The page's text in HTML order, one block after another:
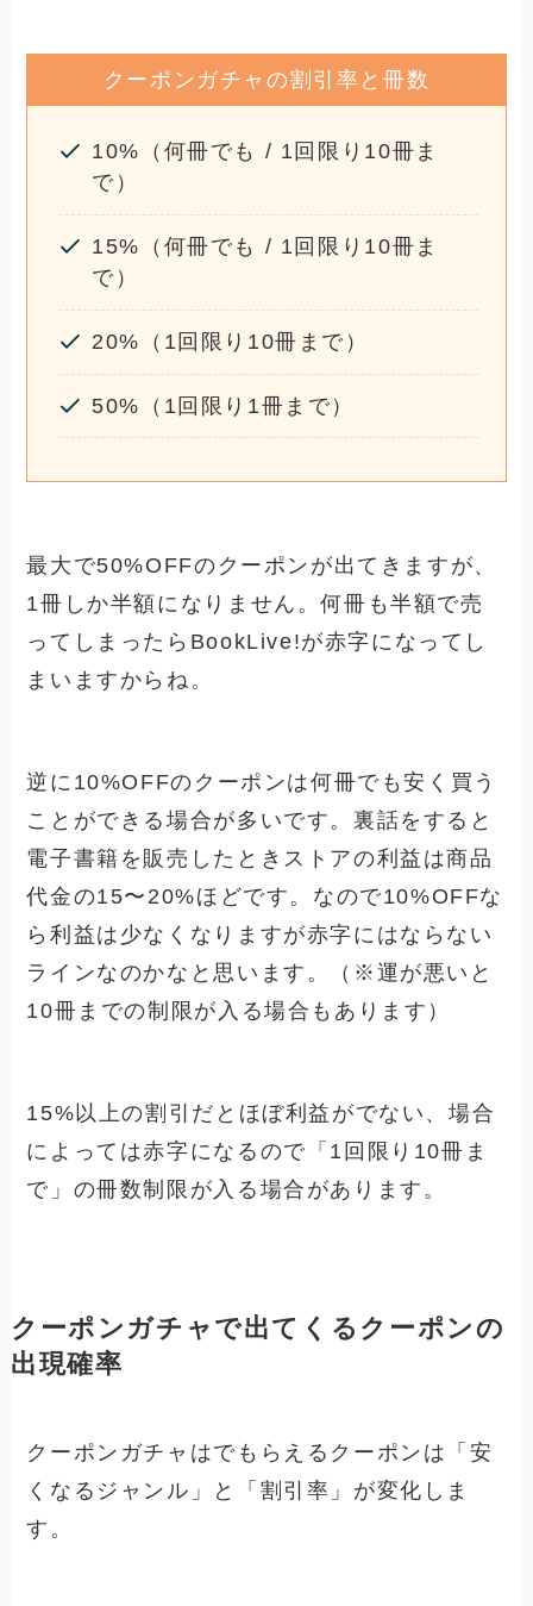
クーポンガチャの割引率と冊数
10%（何冊でも / 1回限り10冊ま
で）
15%（何冊でも / 1回限り10冊ま
で）
20%（1回限り10冊まで）
50%（1回限り1冊まで）
最大で50%OFFのクーポンが出てきますが、
1冊しか半額になりません。何冊も半額で売
ってしまったらBookLive!が赤字になってし
まいますからね。
逆に10%OFFのクーポンは何冊でも安く買う
ことができる場合が多いです。裏話をすると
電子書籍を販売したときストアの利益は商品
代金の15〜20%ほどです。なので10%OFFな
ら利益は少なくなりますが赤字にはならない
ラインなのかなと思います。（※運が悪いと
10冊までの制限が入る場合もあります）
15%以上の割引だとほぼ利益がでない、場合
によっては赤字になるので「1回限り10冊ま
で」の冊数制限が入る場合があります。
クーポンガチャで出てくるクーポンの
出現確率
クーポンガチャはでもらえるクーポンは「安
くなるジャンル」と「割引率」が変化しま
す。